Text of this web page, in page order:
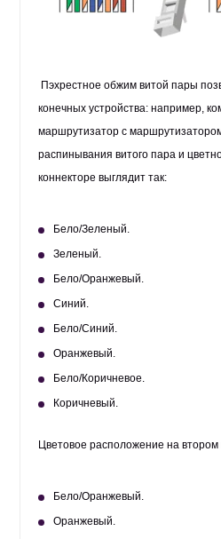
Пэхрестное обжим витой пары
конечных устройства: например,
маршрутизатор с
распинывания витого пара и
коннекторе выглядит так:
Бело/Зеленый.
Зеленый.
Бело/Оранжевый.
Синий.
Бело/Синий.
Оранжевый.
Бело/Коричневое.
Коричневый.
Цветовое расположение на втором
Бело/Оранжевый.
Оранжевый.